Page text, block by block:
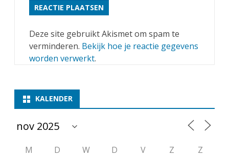
Deze site gebruikt Akismet om spam te
verminderen. Bekijk hoe je reactie gegevens
worden verwerkt.
KALENDER
M D W D V Z
Z